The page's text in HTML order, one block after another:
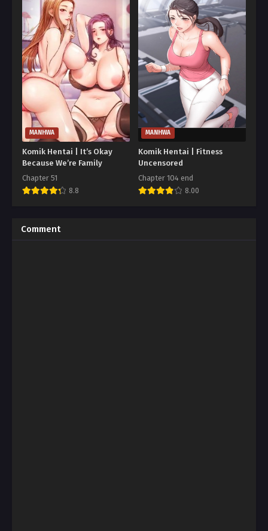
MANHWA
Komik Hentai | It’s Okay
Because We’re Family
Chapter 51
8.8
MANHWA
Komik Hentai | Fitness
Uncensored
Chapter 104 end
8.00
Comment